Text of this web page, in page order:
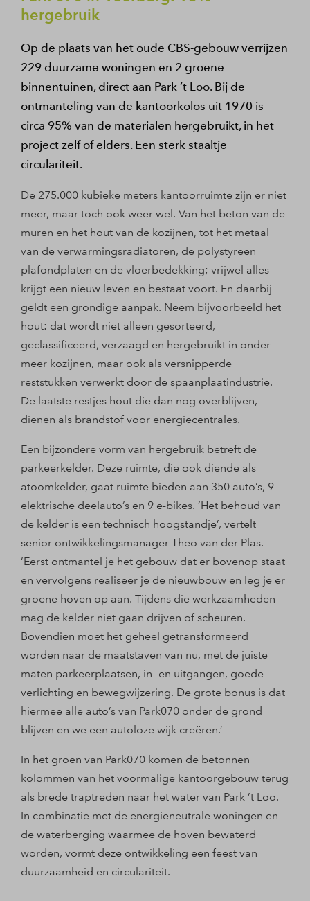
hergebruik
Op de plaats van het oude CBS-gebouw verrijzen
229 duurzame woningen en 2 groene
binnentuinen, direct aan Park ’t Loo. Bij de
ontmanteling van de kantoorkolos uit 1970 is
circa 95% van de materialen hergebruikt, in het
project zelf of elders. Een sterk staaltje
circulariteit.
De 275.000 kubieke meters kantoorruimte zijn er niet
meer, maar toch ook weer wel. Van het beton van de
muren en het hout van de kozijnen, tot het metaal
van de verwarmingsradiatoren, de polystyreen
plafondplaten en de vloerbedekking; vrijwel alles
krijgt een nieuw leven en bestaat voort. En daarbij
geldt een grondige aanpak. Neem bijvoorbeeld het
hout: dat wordt niet alleen gesorteerd,
geclassificeerd, verzaagd en hergebruikt in onder
meer kozijnen, maar ook als versnipperde
reststukken verwerkt door de spaanplaatindustrie.
De laatste restjes hout die dan nog overblijven,
dienen als brandstof voor energiecentrales.
Een bijzondere vorm van hergebruik betreft de
parkeerkelder. Deze ruimte, die ook diende als
atoomkelder, gaat ruimte bieden aan 350 auto’s, 9
elektrische deelauto’s en 9 e-bikes. ’Het behoud van
de kelder is een technisch hoogstandje’, vertelt
senior ontwikkelingsmanager Theo van der Plas.
’Eerst ontmantel je het gebouw dat er bovenop staat
en vervolgens realiseer je de nieuwbouw en leg je er
groene hoven op aan. Tijdens die werkzaamheden
mag de kelder niet gaan drijven of scheuren.
Bovendien moet het geheel getransformeerd
worden naar de maatstaven van nu, met de juiste
maten parkeerplaatsen, in- en uitgangen, goede
verlichting en bewegwijzering. De grote bonus is dat
hiermee alle auto’s van Park070 onder de grond
blijven en we een autoloze wijk creëren.’
In het groen van Park070 komen de betonnen
kolommen van het voormalige kantoorgebouw terug
als brede traptreden naar het water van Park ’t Loo.
In combinatie met de energieneutrale woningen en
de waterberging waarmee de hoven bewaterd
worden, vormt deze ontwikkeling een feest van
duurzaamheid en circulariteit.